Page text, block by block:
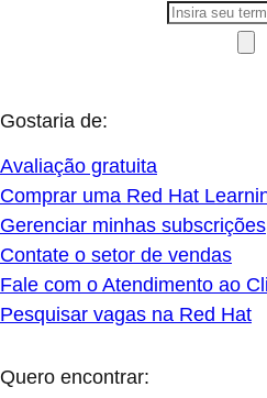
Gostaria de:
Avaliação gratuita
Comprar uma Red Hat
Gerenciar minhas subscrições
Contate o setor de vendas
Fale com o Atendimento ao
Pesquisar vagas na Red Hat
Quero encontrar: